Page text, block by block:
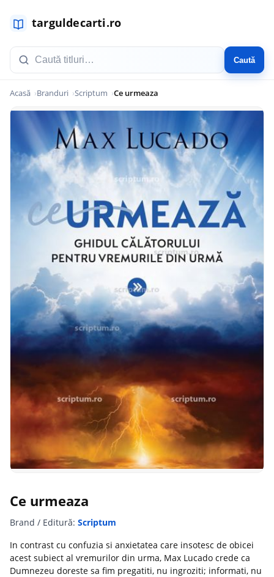
Caută
Acasă Branduri Scriptum Ce urmeaza
Ce urmeaza
Brand / Editură: Scriptum
In contrast cu confuzia si anxietatea care insotesc de obicei
acest subiect al vremurilor din urma, Max Lucado crede ca
Dumnezeu doreste sa fim pregatiti, nu ingroziti; informati, nu